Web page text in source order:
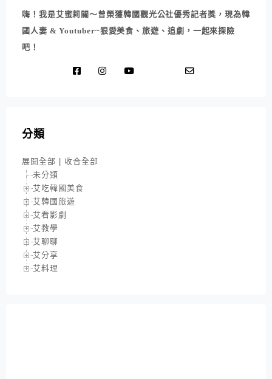
嗨！我是艾蜜莉關～曾榮獲韓國觀光公社優秀記者獎，現為韓
國人妻 & Youtuber~狠愛美食、旅遊、追劇，一起來探險
吧！
分類
展開全部
收合全部
未分類
艾吃韓國美食
艾韓國旅遊
艾看影劇
艾教學
艾聊聊
艾分享
艾料理